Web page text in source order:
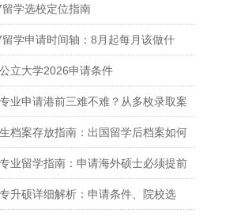
留学选校定位指南
留学申请时间轴：8月起每月该做什
美、澳、港申请全攻略
立大学2026申请条件
业申请港前三难不难？从多枚录取案
、港中文申请要求
档案存放指南：出国留学后档案如何
学服务中心常见问题解答
业留学指南：申请海外硕士必须提前
件事
升硕详细解析：申请条件、院校选